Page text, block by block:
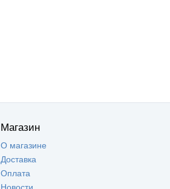
Магазин
О магазине
Доставка
Оплата